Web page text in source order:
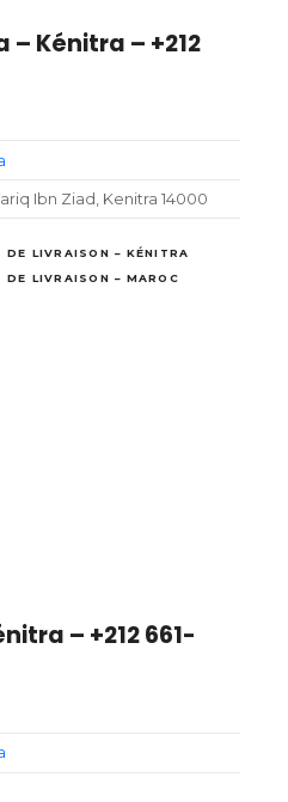
– Kénitra – +212
Ibn Ziad, Kenitra 14000
LIVRAISON – KÉNITRA
LIVRAISON – MAROC
– +212 661-